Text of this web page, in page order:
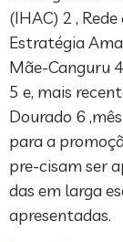
(IHAC) 2 ,
Estratégia
Mãe-Canguru
5 e, mais
Dourado 6
para a
pre-cisam ser
das em larga
apresentadas.